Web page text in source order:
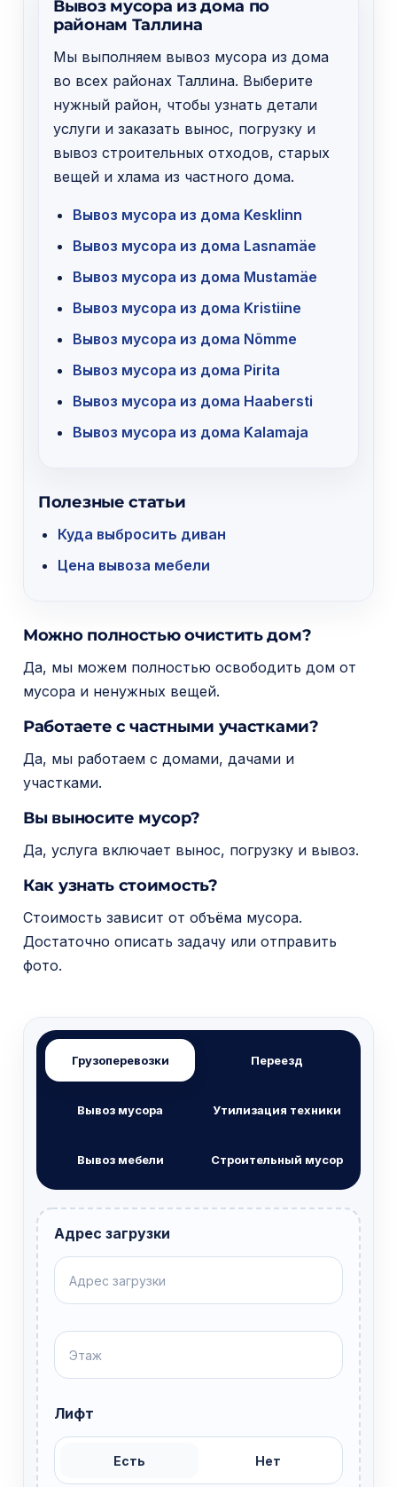
Вывоз мусора из дома по
районам Таллина
Мы выполняем вывоз мусора из дома
во всех районах Таллина. Выберите
нужный район, чтобы узнать детали
услуги и заказать вынос, погрузку и
вывоз строительных отходов, старых
вещей и хлама из частного дома.
Вывоз мусора из дома Kesklinn
Вывоз мусора из дома Lasnamäe
Вывоз мусора из дома Mustamäe
Вывоз мусора из дома Kristiine
Вывоз мусора из дома Nõmme
Вывоз мусора из дома Pirita
Вывоз мусора из дома Haabersti
Вывоз мусора из дома Kalamaja
Полезные статьи
Куда выбросить диван
Цена вывоза мебели
Можно полностью очистить дом?
Да, мы можем полностью освободить дом от
мусора и ненужных вещей.
Работаете с частными участками?
Да, мы работаем с домами, дачами и
участками.
Вы выносите мусор?
Да, услуга включает вынос, погрузку и вывоз.
Как узнать стоимость?
Стоимость зависит от объёма мусора.
Достаточно описать задачу или отправить
фото.
Грузоперевозки Переезд
Вывоз мусора Утилизация техники
Вывоз мебели Строительный мусор
Адрес загрузки
Лифт
Есть Нет